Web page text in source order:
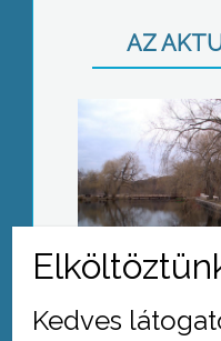
AZ
Már
Kedves